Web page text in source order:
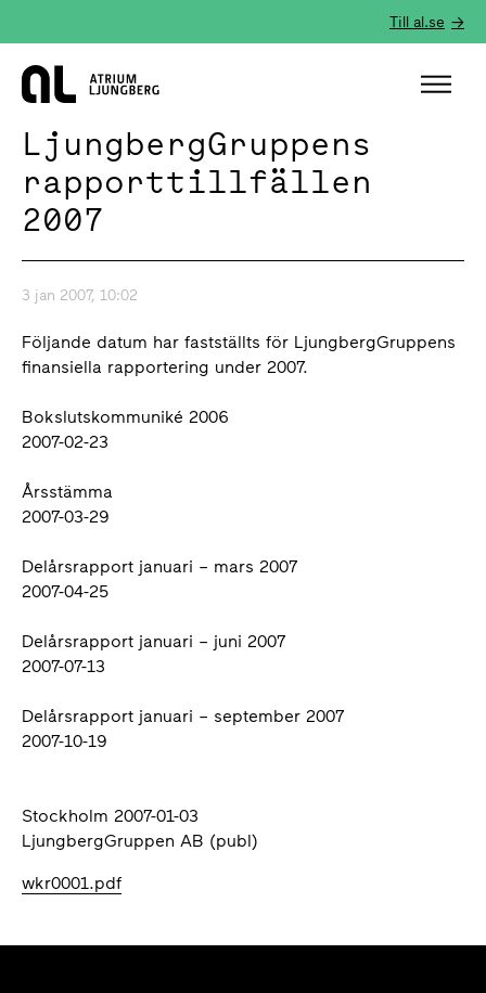
Till al.se
Hem
LjungbergGruppens
rapporttillfällen
2007
3 jan 2007, 10:02
Följande datum har fastställts för LjungbergGruppens
finansiella rapportering under 2007.
Bokslutskommuniké 2006
2007-02-23
Årsstämma
2007-03-29
Delårsrapport januari – mars 2007
2007-04-25
Delårsrapport januari – juni 2007
2007-07-13
Delårsrapport januari – september 2007
2007-10-19
Stockholm 2007-01-03
LjungbergGruppen AB (publ)
wkr0001.pdf